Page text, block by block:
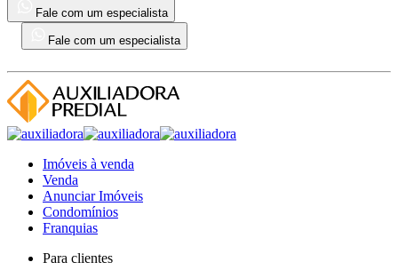
Fale com um especialista
Fale com um especialista
Imóveis à venda
Venda
Anunciar Imóveis
Condomínios
Franquias
Para clientes